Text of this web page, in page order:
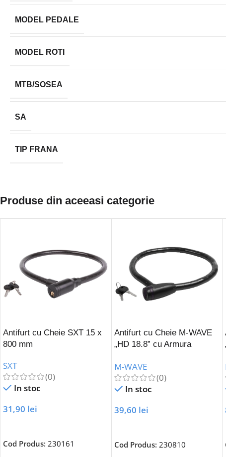
MODEL PEDALE
MODEL ROTI
MTB/SOSEA
SA
TIP FRANA
Produse din aceeasi categorie
Antifurt cu Cheie SXT 15 x
800 mm
SXT
(0)
In stoc
31,90 lei
Cod Produs: 230161
Antifurt cu Cheie M-WAVE
„HD 18.8” cu Armura
M-WAVE
(0)
In stoc
39,60 lei
Cod Produs: 230810